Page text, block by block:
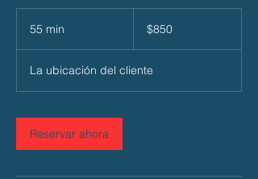
55 min
m
i
mexicanos
$850
La ubicación del cliente
Reservar ahora